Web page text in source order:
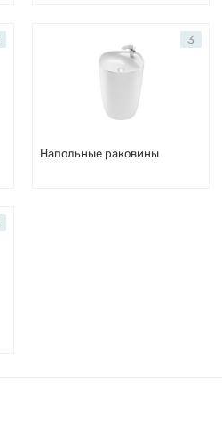
Напольные раковины
3